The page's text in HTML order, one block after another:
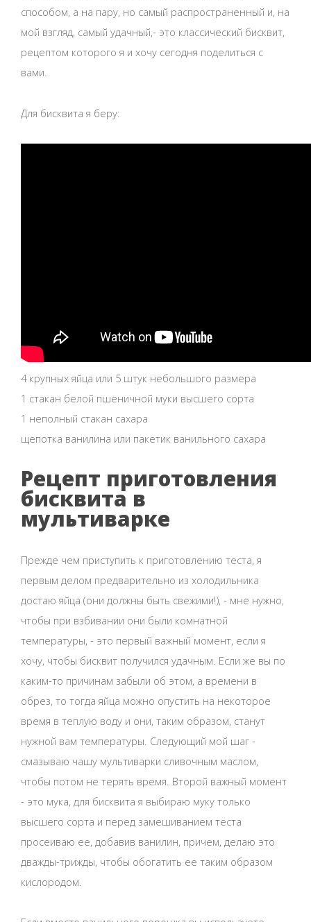
способом, а на пару, но самый распространенный и, на
мой взгляд, самый удачный,- это классический бисквит,
рецептом которого я и хочу сегодня поделиться с
вами.
Для бисквита я беру:
4 крупных яйца или 5 штук небольшого размера
1 стакан белой пшеничной муки высшего сорта
1 неполный стакан сахара
щепотка ванилина или пакетик ванильного сахара
Рецепт приготовления
бисквита в
мультиварке
Прежде чем приступить к приготовлению теста, я
первым делом предварительно из холодильника
достаю яйца (они должны быть свежими!), - мне нужно,
чтобы при взбивании они были комнатной
температуры, - это первый важный момент, если я
хочу, чтобы бисквит получился удачным. Если же вы по
каким-то причинам забыли об этом, а времени в
обрез, то тогда яйца можно опустить на некоторое
время в теплую воду и они, таким образом, станут
нужной вам температуры. Следующий мой шаг -
смазываю чашу мультиварки сливочным маслом,
чтобы потом не терять время. Второй важный момент
- это мука, для бисквита я выбираю муку только
высшего сорта и перед замешиванием теста
просеиваю ее, добавив ванилин, причем, делаю это
дважды-трижды, чтобы обогатить ее таким образом
кислородом.